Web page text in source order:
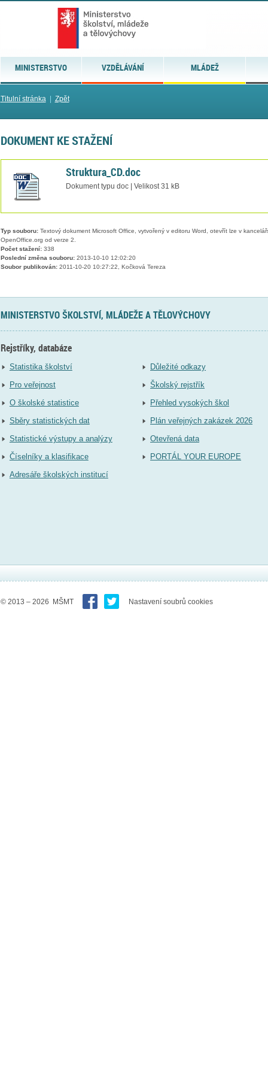
MINISTERSTVO VZDĚLÁVÁNÍ MLÁDEŽ
Titulní stránka| Zpět
DOKUMENT KE STAŽENÍ
Struktura_CD.doc
Dokument typu doc | Velikost 31 kB
Typ souboru:Textový dokument Microsoft Office, vytvořený v editoru Word, otevřít lze v
OpenOffice.org od verze 2.
Počet stažení:338
Poslední změna souboru:2013-10-10 12:02:20
Soubor publikován:2011-10-20 10:27:22, Kočková Tereza
MINISTERSTVO ŠKOLSTVÍ, MLÁDEŽE A TĚLOVÝCHOVY
Rejstříky, databáze
Statistika školství
Pro veřejnost
O školské statistice
Sběry statistických dat
Statistické výstupy a analýzy
Číselníky a klasifikace
Adresáře školských institucí
Důležité odkazy
Školský rejstřík
Přehled vysokých škol
Plán veřejných zakázek 2026
Otevřená data
PORTÁL YOUR EUROPE
© 2013 – 2026 MŠMT Nastavení soubrů cookies